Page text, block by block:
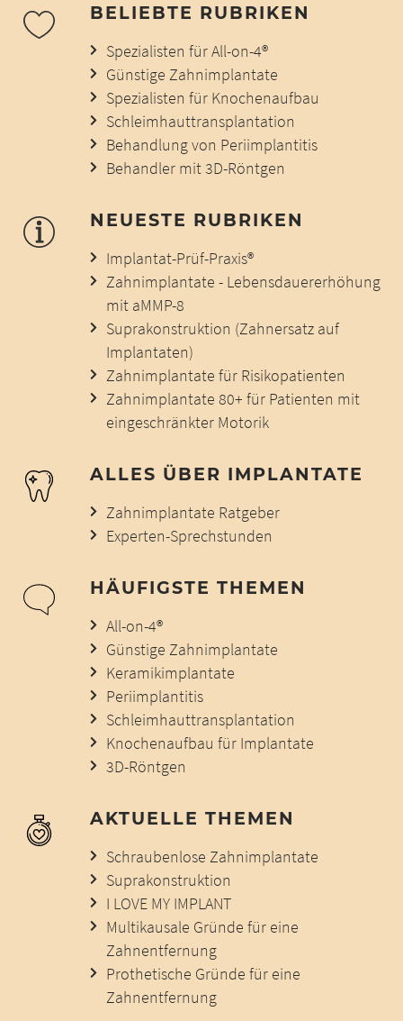
BELIEBTE RUBRIKEN
Spezialisten für All-on-4®
Günstige Zahnimplantate
Spezialisten für Knochenaufbau
Schleimhauttransplantation
Behandlung von Periimplantitis
Behandler mit 3D-Röntgen
NEUESTE RUBRIKEN
Implantat-Prüf-Praxis®
Zahnimplantate - Lebensdauererhöhung
mit aMMP-8
Suprakonstruktion (Zahnersatz auf
Implantaten)
Zahnimplantate für Risikopatienten
Zahnimplantate 80+ für Patienten mit
eingeschränkter Motorik
ALLES ÜBER IMPLANTATE
Zahnimplantate Ratgeber
Experten-Sprechstunden
HÄUFIGSTE THEMEN
All-on-4®
Günstige Zahnimplantate
Keramikimplantate
Periimplantitis
Schleimhauttransplantation
Knochenaufbau für Implantate
3D-Röntgen
AKTUELLE THEMEN
Schraubenlose Zahnimplantate
Suprakonstruktion
I LOVE MY IMPLANT
Multikausale Gründe für eine
Zahnentfernung
Prothetische Gründe für eine
Zahnentfernung